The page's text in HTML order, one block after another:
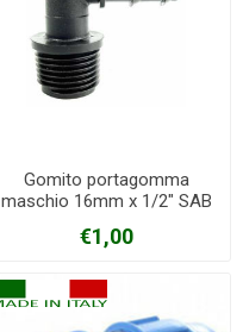
Gomito portagomma
maschio 16mm x 1/2" SAB
€1,00